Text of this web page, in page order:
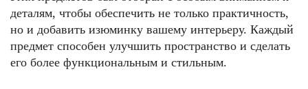
деталям, чтобы обеспечить не только практичность,
но и добавить изюминку вашему интерьеру. Каждый
предмет способен улучшить пространство и сделать
его более функциональным и стильным.